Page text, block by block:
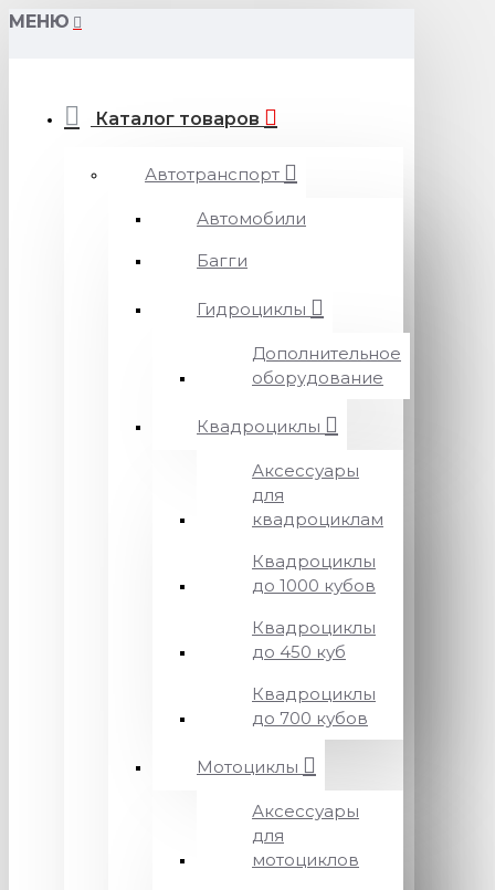
МЕНЮ
Каталог товаров
Автотранспорт
Автомобили
Багги
Гидроциклы
Дополнительное
оборудование
Квадроциклы
Аксессуары
для
квадроциклам
Квадроциклы
до 1000 кубов
Квадроциклы
до 450 куб
Квадроциклы
до 700 кубов
Мотоциклы
Аксессуары
для
мотоциклов